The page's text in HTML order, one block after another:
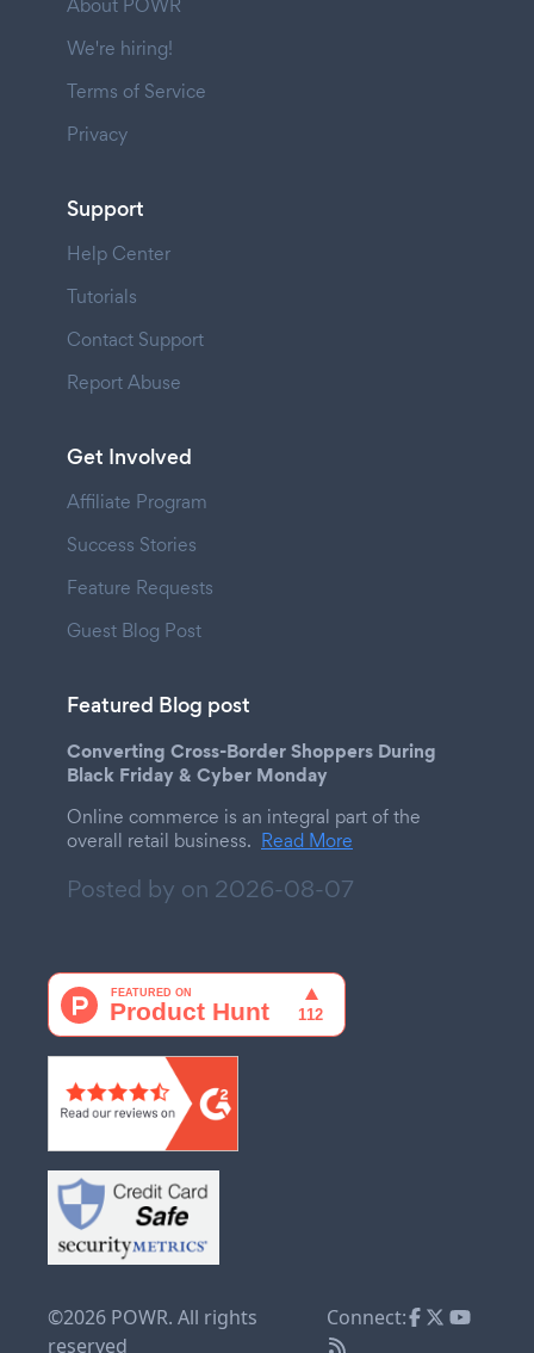
About POWR
We're hiring!
Terms of Service
Privacy
Support
Help Center
Tutorials
Contact Support
Report Abuse
Get Involved
Affiliate Program
Success Stories
Feature Requests
Guest Blog Post
Featured Blog post
Converting Cross-Border Shoppers During
Black Friday & Cyber Monday
Online commerce is an integral part of the
overall retail business. Read More
Posted by on 2026-08-07
©2026 POWR. All rights
reserved
Connect: